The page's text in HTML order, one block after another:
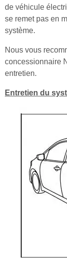
de véhicule
se remet pas en
système.
Nous vous
concessionnaire
entretien.
Entretien du